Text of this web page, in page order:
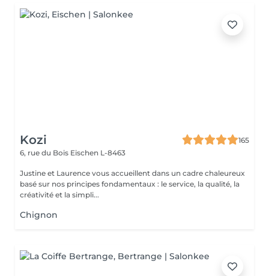
Kozi
165
6, rue du Bois Eischen L-8463
Justine et Laurence vous accueillent dans un cadre chaleureux
basé sur nos principes fondamentaux : le service, la qualité, la
créativité et la simpli...
Chignon